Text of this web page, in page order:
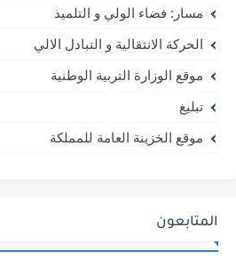
مسار: فضاء الولي و التلميذ
الحركة الانتقالية و التبادل الالي
موقع الوزارة التربية الوطنية
تبليغ
موقع الخزينة العامة للمملكة
المتابعون